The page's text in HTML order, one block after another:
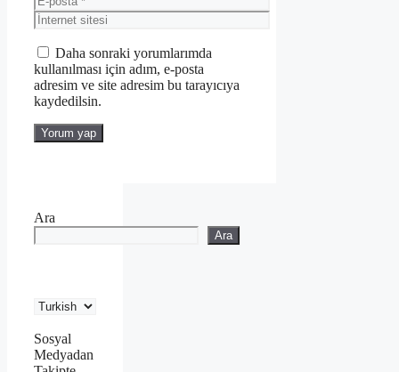
posta
İnternet
sitesi
Daha sonraki yorumlarımda
kullanılması için adım, e-posta
adresim ve site adresim bu tarayıcıya
kaydedilsin.
Ara
Ara
Sosyal
Medyadan